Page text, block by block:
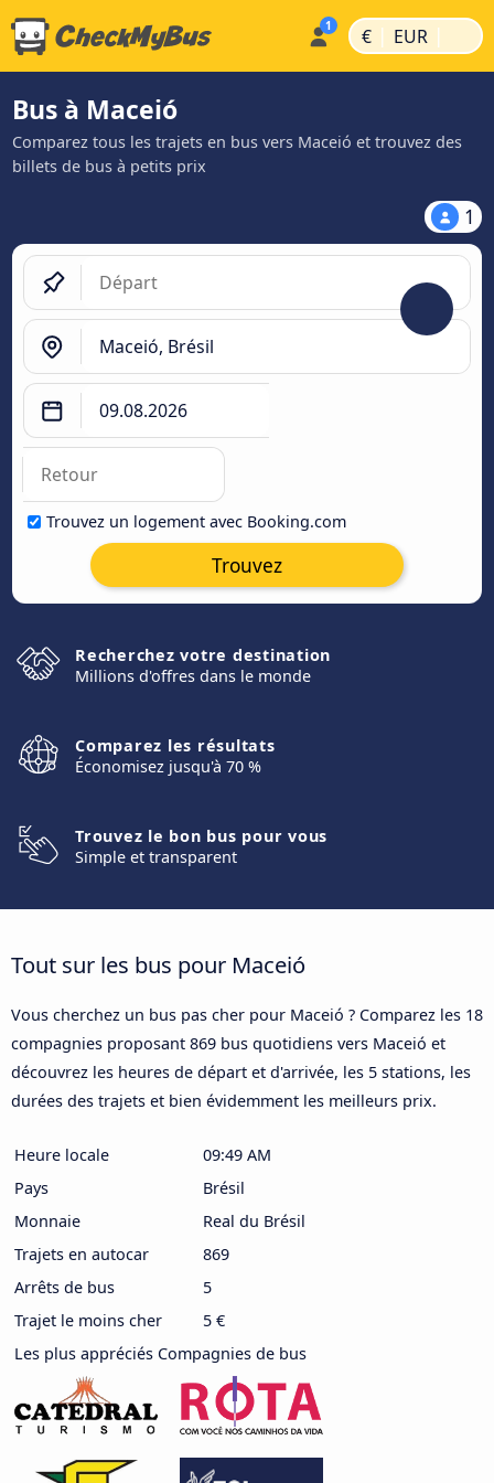
€ | EUR |
Bus à Maceió
Comparez tous les trajets en bus vers Maceió et trouvez des
billets de bus à petits prix
1
Trouvez un logement avec Booking.com
Trouvez
Recherchez votre destination
Millions d'offres dans le monde
Comparez les résultats
Économisez jusqu'à 70 %
Trouvez le bon bus pour vous
Simple et transparent
Tout sur les bus pour Maceió
Vous cherchez un bus pas cher pour Maceió ? Comparez les 18
compagnies proposant 869 bus quotidiens vers Maceió et
découvrez les heures de départ et d'arrivée, les 5 stations, les
durées des trajets et bien évidemment les meilleurs prix.
Heure locale
09:49 AM
Pays
Brésil
Monnaie
Real du Brésil
Trajets en autocar
869
Arrêts de bus
5
Trajet le moins cher
5 €
Les plus appréciés Compagnies de bus